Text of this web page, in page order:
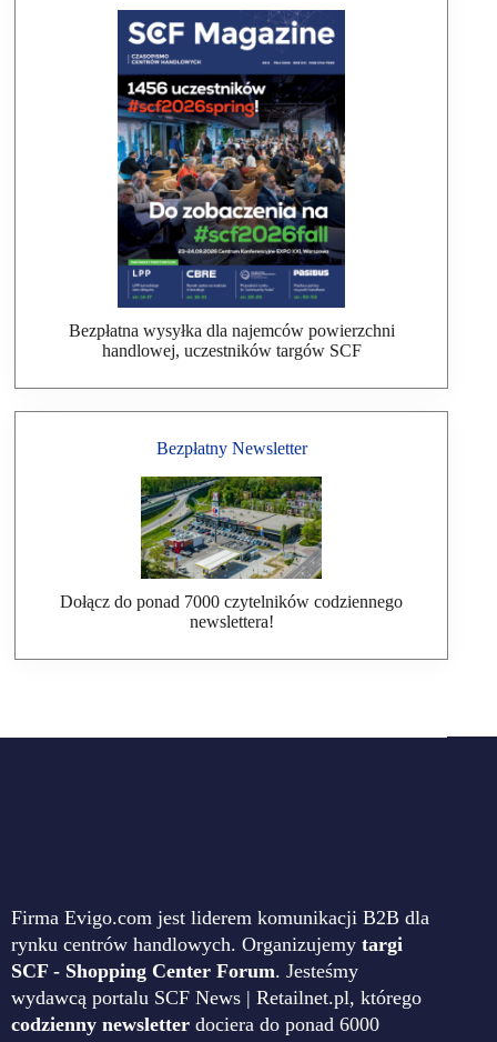
Bezpłatna wysyłka dla najemców powierzchni
handlowej, uczestników targów SCF
Bezpłatny Newsletter
Dołącz do ponad 7000 czytelników codziennego
newslettera!
Firma Evigo.com jest liderem komunikacji B2B dla
rynku centrów handlowych. Organizujemy targi
SCF - Shopping Center Forum. Jesteśmy
wydawcą portalu SCF News | Retailnet.pl, którego
codzienny newsletter dociera do ponad 6000